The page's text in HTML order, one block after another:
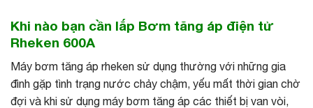
Khi nào bạn cần lắp Bơm tăng áp điện tử
Rheken 600A
Máy bơm tăng áp rheken sử dụng thường với những gia
đình gặp tình trạng nước chảy chậm, yếu mất thời gian chờ
đợi và khi sử dụng máy bơm tăng áp các thiết bị van vòi,